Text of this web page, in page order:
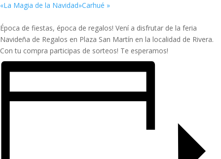
«La Magia de la Navidad»Carhué »
Época de fiestas, época de regalos! Vení a disfrutar de la feria
Navideña de Regalos en Plaza San Martín en la localidad de Rivera.
Con tu compra participas de sorteos! Te esperamos!